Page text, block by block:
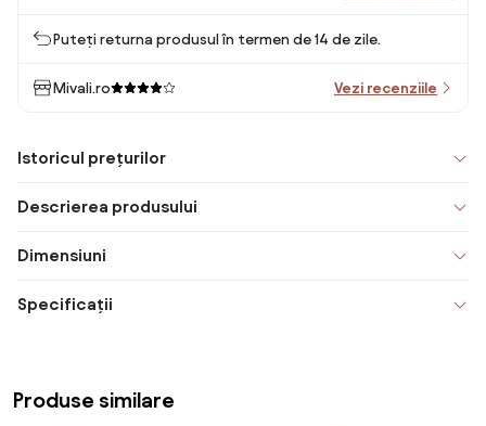
Puteți returna produsul în termen de 14 de zile.
Mivali.ro Vezi recenziile
Istoricul prețurilor
Descrierea produsului
Dimensiuni
Specificații
Produse similare